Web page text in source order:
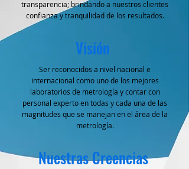
transparencia; brindando a nuestros clientes
confianza y tranquilidad de los resultados.
Visión
Ser reconocidos a nivel nacional e
internacional como uno de los mejores
laboratorios de metrología y contar con
personal experto en todas y cada una de las
magnitudes que se manejan en el área de la
metrología.
Nuestras Creencias